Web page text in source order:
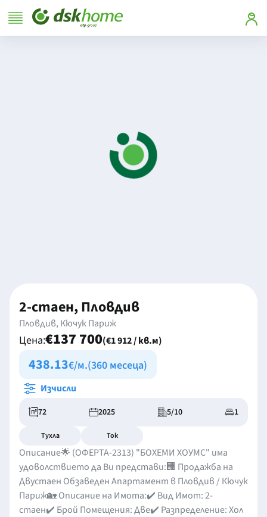
2-стаен, Пловдив
Пловдив, Кючук Париж
Цена:€137 700(€1 912 / кв.м)
438.13€/м.(360 месеца)
Изчисли
72 2025 5/10 1
Тухла Ток
Описание🌟 (ОФЕРТА-2313) "БОХЕМИ ХОУМС" има
удоволствието да Ви представи:🏢 Продажба на
Двустаен Обзаведен Апартамент в Пловдив / Кючук
Париж🏡 Описание на Имота:✔️ Вид Имот: 2-
стаен✔️ Брой Помещения: Две✔️ Разпределение: Хол